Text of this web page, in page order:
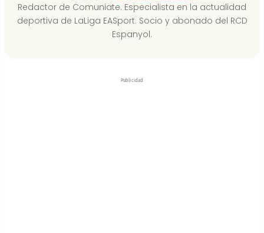
Redactor de Comuniate. Especialista en la actualidad
deportiva de LaLiga EASport. Socio y abonado del RCD
Espanyol.
Publicidad